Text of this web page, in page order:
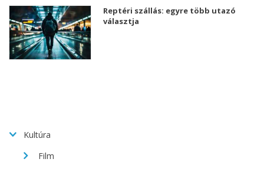
Reptéri szállás: egyre több utazó
választja
Kultúra
Film